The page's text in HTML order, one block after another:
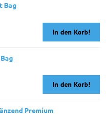
Bag
In den Korb!
In den Korb!
Premium